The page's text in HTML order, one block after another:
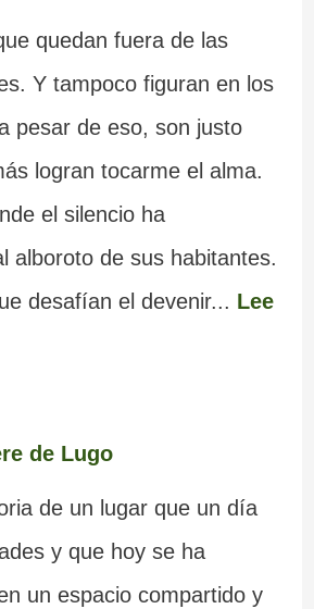
quedan fuera de las
Y tampoco figuran en los
pesar de eso, son justo
logran tocarme el alma.
el silencio ha
alboroto de sus habitantes.
desafían el devenir... Lee
de Lugo
de un lugar que un día
y que hoy se ha
un espacio compartido y